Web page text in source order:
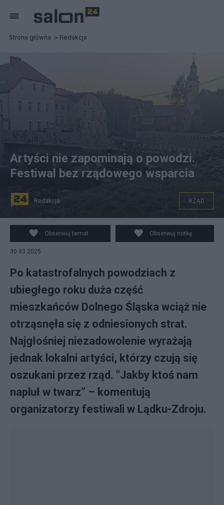
Strona główna Redakcja
Artyści nie zapominają o powodzi.
Festiwal bez rządowego wsparcia
Redakcja RZĄD
Obserwuj temat Obserwuj notkę
30.03.2025
Po katastrofalnych powodziach z
ubiegłego roku duża część
mieszkańców Dolnego Śląska wciąż nie
otrząsnęła się z odniesionych strat.
Najgłośniej niezadowolenie wyrażają
jednak lokalni artyści, którzy czują się
oszukani przez rząd. "Jakby ktoś nam
napluł w twarz” – komentują
organizatorzy festiwali w Lądku-Zdroju.